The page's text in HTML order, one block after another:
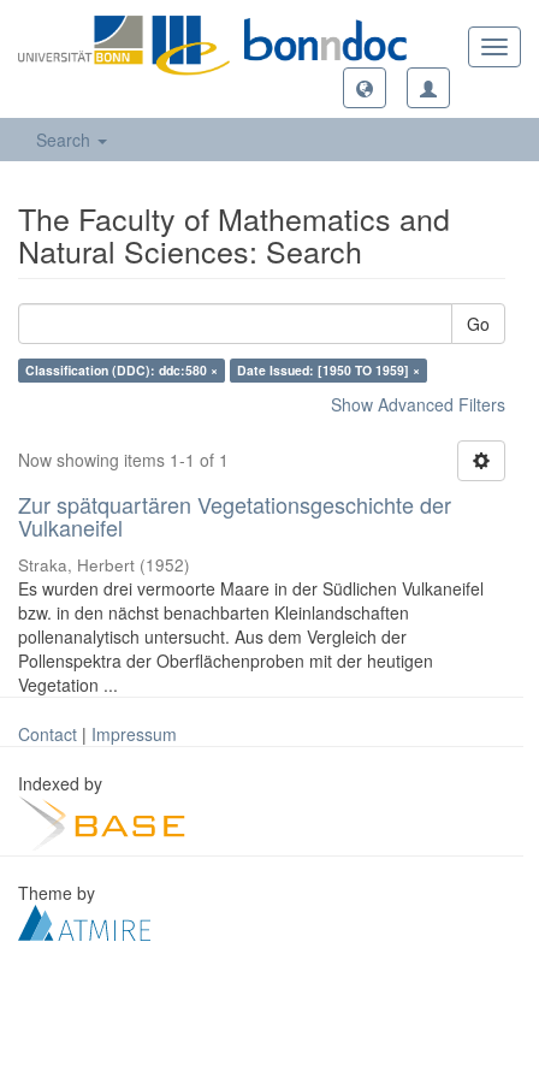
Search
The Faculty of Mathematics and
Natural Sciences: Search
Go
Classification (DDC): ddc:580 × Date Issued: [1950 TO 1959] ×
Show Advanced Filters
Now showing items 1-1 of 1
Zur spätquartären Vegetationsgeschichte der
Vulkaneifel
Straka, Herbert (1952)
Es wurden drei vermoorte Maare in der Südlichen Vulkaneifel
bzw. in den nächst benachbarten Kleinlandschaften
pollenanalytisch untersucht. Aus dem Vergleich der
Pollenspektra der Oberflächenproben mit der heutigen
Vegetation ...
Contact | Impressum
Indexed by
Theme by